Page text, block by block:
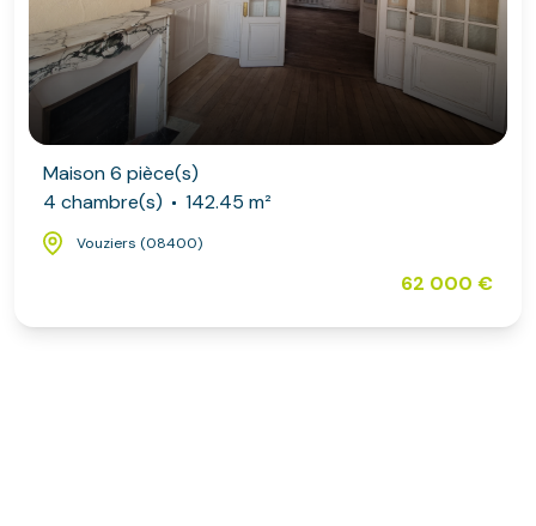
Maison 6 pièce(s)
4 chambre(s)
142.45 m²
Vouziers (08400)
62 000 €